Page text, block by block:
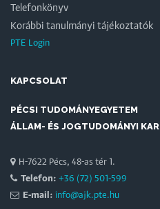
Telefonkönyv
Korábbi tanulmányi tájékoztatók
PTE Login
KAPCSOLAT
PÉCSI TUDOMÁNYEGYETEM
ÁLLAM- ÉS JOGTUDOMÁNYI KAR
H-7622 Pécs, 48-as tér 1.
Telefon: +36 (72) 501-599
E-mail: info@ajk.pte.hu